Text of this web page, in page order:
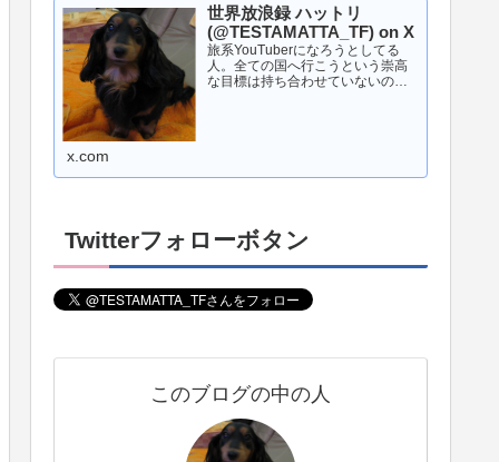
世界放浪録 ハットリ
(@TESTAMATTA_TF) on X
旅系YouTuberになろうとしてる
人。全ての国へ行こうという崇高
な目標は持ち合わせていないので
x.com
Twitterフォローボタン
このブログの中の人